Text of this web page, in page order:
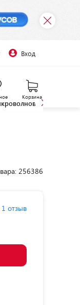
Вход
Корзина
печи
256386
1 отзыв